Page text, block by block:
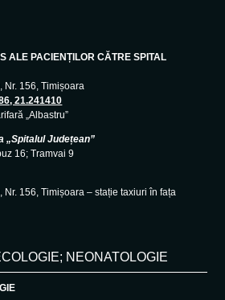
ALE PACIENȚILOR CĂTRE SPITAL
156, Timișoara
21.241410
„Albastru”
„Spitalul Județean”
16; Tramvai 9
156, Timișoara – stație taxiuri în fața
NEONATOLOGIE